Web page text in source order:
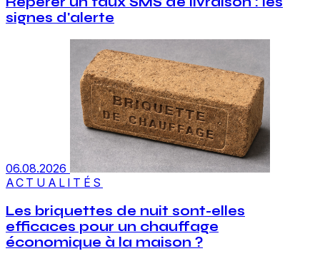
signes d'alerte
06.08.2026
ACTUALITÉS
Les briquettes de nuit sont-elles
efficaces pour un chauffage
économique à la maison ?